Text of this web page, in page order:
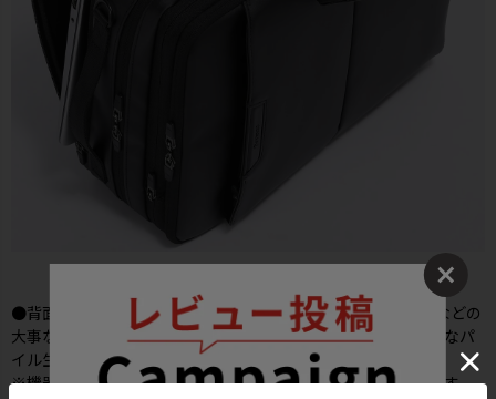
●背面側メインルームはクッション材入りでPC・タブレットなどの
大事な機器を衝撃から守ります。内装は収納物に優しいソフトなパ
イル生地を使用しました。(～13インチPC対応可能)
※機器の対応サイズ：機器によって入らない可能性がございます。